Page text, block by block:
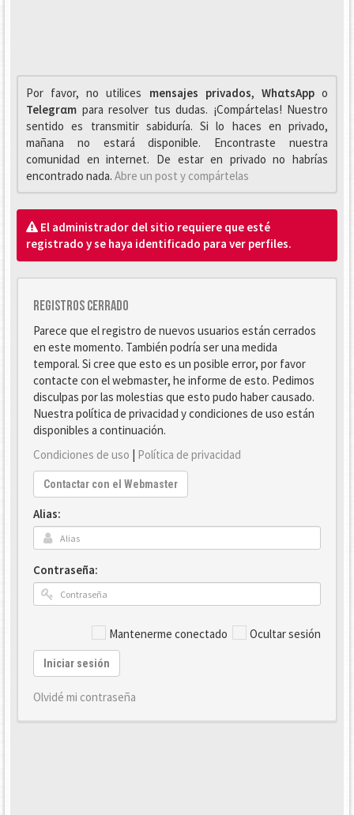
Por favor, no utilices mensajes privados, WhαtsAppo
Telegrαm para resolver tus dudas. ¡Compártelas! Nuestro
sentido es transmitir sabiduría. Si lo haces en privado,
mañana no estará disponible. Encontraste nuestra
comunidad en internet. De estar en privado no habrías
encontrado nada. Abre un post y compártelas
El administrador del sitio requiere que esté
registrado y se haya identificado para ver perfiles.
Registros cerrado
Parece que el registro de nuevos usuarios están cerrados
en este momento. También podría ser una medida
temporal. Si cree que esto es un posible error, por favor
contacte con el webmaster, he informe de esto. Pedimos
disculpas por las molestias que esto pudo haber causado.
Nuestra política de privacidad y condiciones de uso están
disponibles a continuación.
Condiciones de uso | Política de privacidad
Contactar con el Webmaster
Alias:
Contraseña:
Mantenerme conectado Ocultar sesión
Iniciar sesión
Olvidé mi contraseña